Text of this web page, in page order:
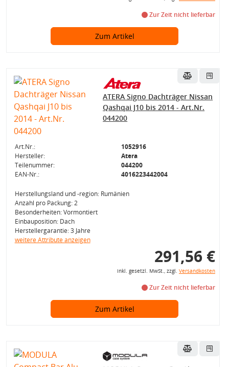
Zur Zeit nicht lieferbar
Zum Artikel
ATERA Signo Dachträger Nissan
Qashqai J10 bis 2014 - Art.Nr.
044200
Art.Nr.:
1052916
Hersteller:
Atera
Teilenummer:
044200
EAN-Nr.:
4016223442004
Herstellungsland und -region: Rumänien
Anzahl pro Packung: 2
Besonderheiten: Vormontiert
Einbauposition: Dach
Herstellergarantie: 3 Jahre
weitere Attribute anzeigen
291,56 €
inkl. gesetzl. MwSt., zzgl. Versandkosten
Zur Zeit nicht lieferbar
Zum Artikel